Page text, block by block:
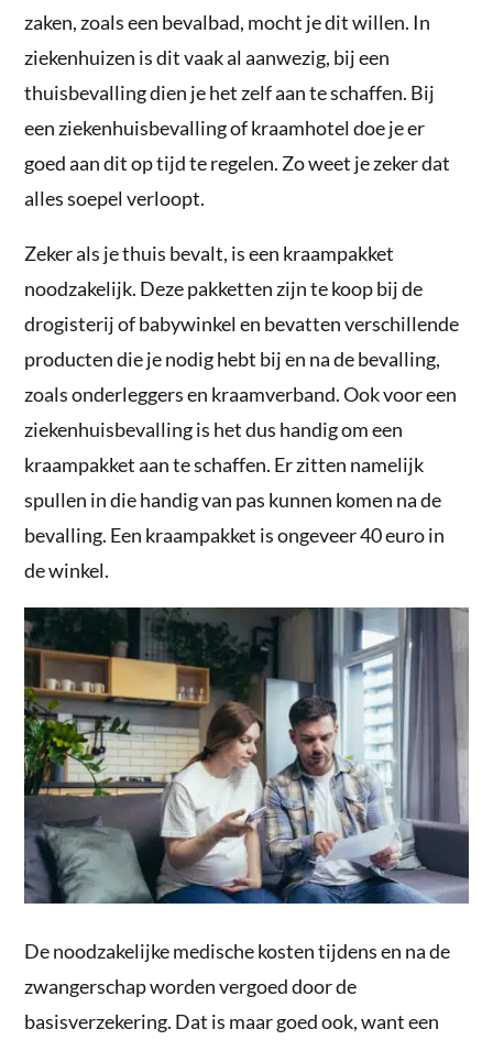
zaken, zoals een bevalbad, mocht je dit willen. In
ziekenhuizen is dit vaak al aanwezig, bij een
thuisbevalling dien je het zelf aan te schaffen. Bij
een ziekenhuisbevalling of kraamhotel doe je er
goed aan dit op tijd te regelen. Zo weet je zeker dat
alles soepel verloopt.
Zeker als je thuis bevalt, is een kraampakket
noodzakelijk. Deze pakketten zijn te koop bij de
drogisterij of babywinkel en bevatten verschillende
producten die je nodig hebt bij en na de bevalling,
zoals onderleggers en kraamverband. Ook voor een
ziekenhuisbevalling is het dus handig om een
kraampakket aan te schaffen. Er zitten namelijk
spullen in die handig van pas kunnen komen na de
bevalling. Een kraampakket is ongeveer 40 euro in
de winkel.
De noodzakelijke medische kosten tijdens en na de
zwangerschap worden vergoed door de
basisverzekering. Dat is maar goed ook, want een